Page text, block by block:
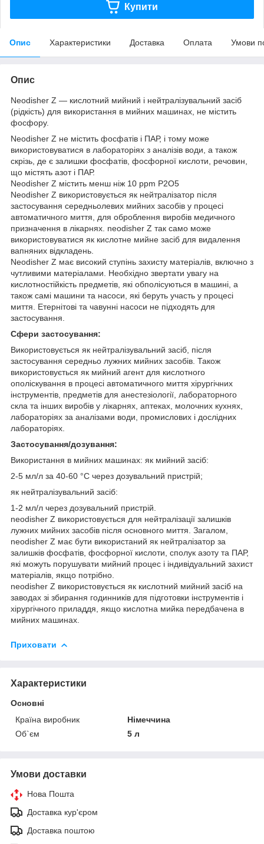
Купити
Опис Характеристики Доставка Оплата Умови
Опис
Neodisher Z — кислотний мийний і нейтралізувальний засіб
(рідкість) для використання в мийних машинах, не містить
фосфору.
Neodisher Z не містить фосфатів і ПАР, і тому може
використовуватися в лабораторіях з аналізів води, а також
скрізь, де є залишки фосфатів, фосфорної кислоти, речовин,
що містять азот і ПАР.
Neodisher Z містить менш ніж 10 ppm P2O5
Neodisher Z використовується як нейтралізатор після
застосування середньолевих мийних засобів у процесі
автоматичного миття, для оброблення виробів медичного
призначення в лікарнях. neodisher Z так само може
використовуватися як кислотне мийне засіб для видалення
вапняних відкладень.
Neodisher Z має високий ступінь захисту матеріалів, включно з
чутливими матеріалами. Необхідно звертати увагу на
кислотностійкість предметів, які обполісуються в машині, а
також самі машини та насоси, які беруть участь у процесі
миття. Етернітові та чавунні насоси не підходять для
застосування.
Сфери застосування:
Використовується як нейтралізувальний засіб, після
застосування середньо лужних мийних засобів. Також
використовується як мийний агент для кислотного
ополіскування в процесі автоматичного миття хірургічних
інструментів, предметів для анестезіології, лабораторного
скла та інших виробів у лікарнях, аптеках, молочних кухнях,
лабораторіях за аналізами води, промислових і дослідних
лабораторіях.
Застосування/дозування:
Використання в мийних машинах: як мийний засіб:
2-5 мл/л за 40-60 °C через дозувальний пристрій;
як нейтралізувальний засіб:
1-2 мл/л через дозувальний пристрій.
neodisher Z використовується для нейтралізації залишків
лужних мийних засобів після основного миття. Загалом,
neodisher Z має бути використаний як нейтралізатор за
залишків фосфатів, фосфорної кислоти, сполук азоту та ПАР,
які можуть порушувати мийний процес і індивідуальний захист
матеріалів, якщо потрібно.
neodisher Z використовується як кислотний мийний засіб на
заводах зі збирання годинників для підготовки інструментів і
хірургічного приладдя, якщо кислотна мийка передбачена в
мийних машинах.
Приховати
Характеристики
Основні
Країна виробник
Німеччина
Об`єм
5 л
Умови доставки
Нова Пошта
Доставка кур'єром
Доставка поштою